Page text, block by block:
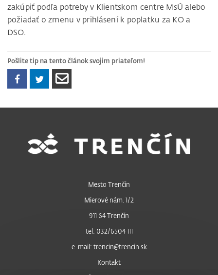
zakúpiť podľa potreby v Klientskom centre MsÚ alebo
požiadať o zmenu v prihlásení k poplatku za KO a
DSO.
Pošlite tip na tento článok svojim priateľom!
Mesto Trenčín
Mierové nám. 1/2
911 64 Trenčín
tel: 032/6504 111
e-mail: trencin@trencin.sk
Kontakt